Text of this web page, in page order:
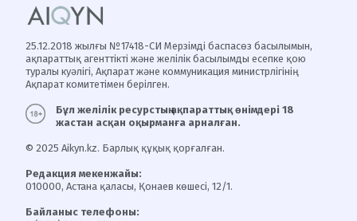
25.12.2018 жылғы №17418-СИ Мерзімді баспасөз басылымын,
ақпараттық агенттікті және желілік басылымды есепке қою
туралы куәлігі, Ақпарат және коммуникация министрлігінің
Ақпарат комитетімен берілген.
Бұл желілік ресурстың ақпараттық өнімдері 18
жастан асқан оқырманға арналған.
© 2025 Aikyn.kz. Барлық құқық қорғалған.
Редакция мекенжайы:
010000, Астана қаласы, Қонаев көшесі, 12/1.
Байланыс телефоны: